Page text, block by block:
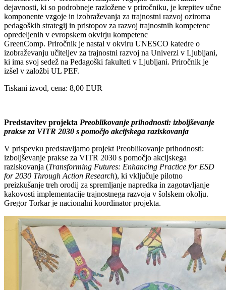
dejavnosti, ki so podrobneje razložene v priročniku, je krepitev učne
komponente vzgoje in izobraževanja za trajnostni razvoj oziroma
pedagoških strategij in pristopov za razvoj trajnostnih kompetenc
opredeljenih v evropskem okvirju kompetenc
GreenComp. Priročnik je nastal v okviru UNESCO katedre o
izobraževanju učiteljev za trajnostni razvoj na Univerzi v Ljubljani,
ki ima svoj sedež na Pedagoški fakulteti v Ljubljani. Priročnik je
izšel v založbi UL PEF.
Tiskani izvod, cena: 8,00 EUR
Predstavitev projekta Preoblikovanje prihodnosti: izboljševanje
prakse za VITR 2030 s pomočjo akcijskega raziskovanja
V prispevku predstavljamo projekt Preoblikovanje prihodnosti:
izboljševanje prakse za VITR 2030 s pomočjo akcijskega
raziskovanja (Transforming Futures: Enhancing Practice for ESD
for 2030 Through Action Research), ki vključuje pilotno
preizkušanje treh orodij za spremljanje napredka in zagotavljanje
kakovosti implementacije trajnostnega razvoja v šolskem okolju.
Gregor Torkar je nacionalni koordinator projekta.